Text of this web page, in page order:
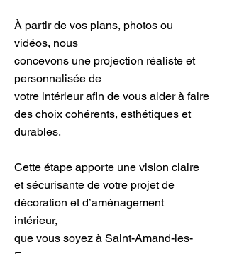
À partir de vos plans, photos ou
vidéos, nous
concevons une projection réaliste et
personnalisée de
votre intérieur afin de vous aider à faire
des choix cohérents, esthétiques et
durables.
Cette étape apporte une vision claire
et sécurisante de votre projet de
décoration et d’aménagement
intérieur,
que vous soyez à Saint-Amand-les-